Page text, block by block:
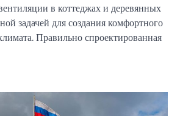
в коттеджах и деревянных
задачей для создания комфортного
Правильно спроектированная